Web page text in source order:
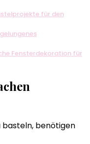
für den
Fensterdekoration für
basteln, benötigen